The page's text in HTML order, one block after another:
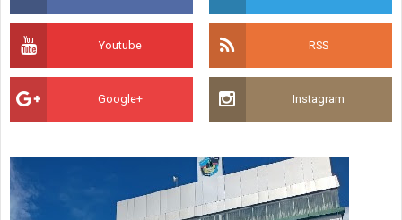
Youtube RSS
Google+ Instagram